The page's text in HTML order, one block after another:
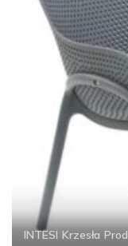
INTESI Krzesła